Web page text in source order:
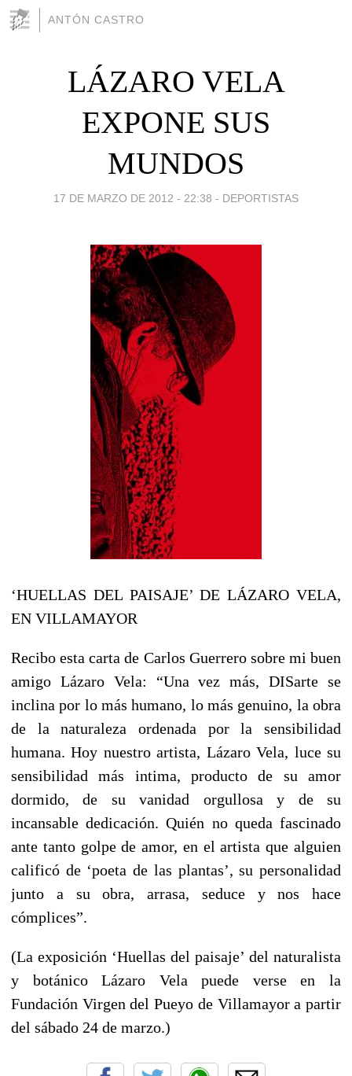
ANTÓN CASTRO
LÁZARO VELA
EXPONE SUS
MUNDOS
17 DE MARZO DE 2012 - 22:38 - DEPORTISTAS
‘HUELLAS DEL PAISAJE’ DE LÁZARO VELA,
EN VILLAMAYOR
Recibo esta carta de Carlos Guerrero sobre mi buen
amigo Lázaro Vela: “Una vez más, DISarte se
inclina por lo más humano, lo más genuino, la obra
de la naturaleza ordenada por la sensibilidad
humana. Hoy nuestro artista, Lázaro Vela, luce su
sensibilidad más intima, producto de su amor
dormido, de su vanidad orgullosa y de su
incansable dedicación. Quién no queda fascinado
ante tanto golpe de amor, en el artista que alguien
calificó de ‘poeta de las plantas’, su personalidad
junto a su obra, arrasa, seduce y nos hace
cómplices”.
(La exposición ‘Huellas del paisaje’ del naturalista
y botánico Lázaro Vela puede verse en la
Fundación Virgen del Pueyo de Villamayor a partir
del sábado 24 de marzo.)